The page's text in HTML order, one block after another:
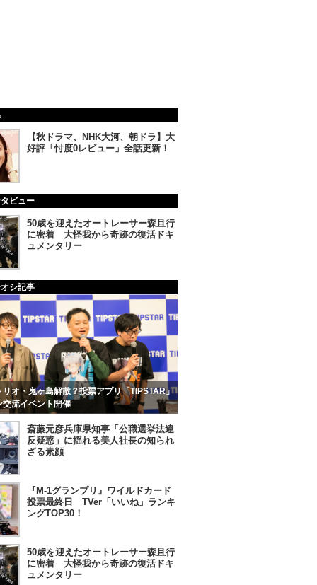
【秋ドラマ、NHK大河、朝ドラ】大
好評「忖度0レビュー」全話更新！
ビュー
50歳を迎えたオートレーサー森且行
に密着 大怪我から奇跡の復活ドキ
ュメンタリー
シ記事
リオ・鬼ヶ島解散？投票アプリ「TIPSTAR」
交流イベント開催
斎藤元彦兵庫県知事「公職選挙法違
反疑惑」に揺れる美人社長の知られ
ざる素顔
『M-1グランプリ』ワイルドカード
投票最終日 TVer「いいね」ランキ
ングTOP30！
50歳を迎えたオートレーサー森且行
に密着 大怪我から奇跡の復活ドキ
ュメンタリー